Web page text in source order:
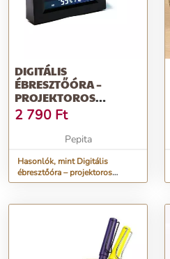
DIGITÁLIS
ÉBRESZTŐÓRA –
PROJEKTOROS
IDŐVETÍTŐVEL,
HŐMÉRSÉKLET ÉS...
2 790 Ft
Pepita
Hasonlók, mint Digitális
ébresztőóra – projektoros
idővetítővel, hőmérséklet és...